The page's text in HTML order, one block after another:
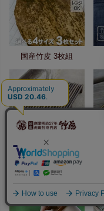
国産竹皮 3枚組
黒竹玄関すのこ
90cm